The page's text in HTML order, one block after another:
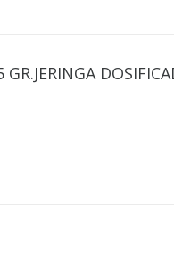
GR.JERINGA